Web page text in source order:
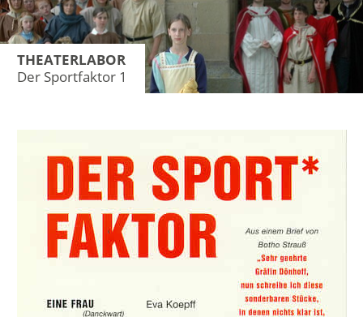
THEATERLABOR
Der Sportfaktor 1